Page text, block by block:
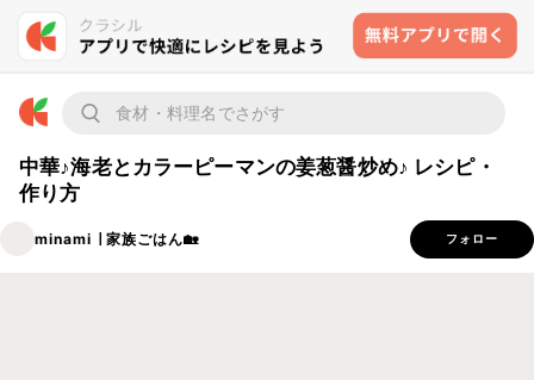
中華♪海老とカラーピーマンの姜葱醤炒め♪ レシピ・
作り方
minami ∣ 家族ごはん🏡 フォロー